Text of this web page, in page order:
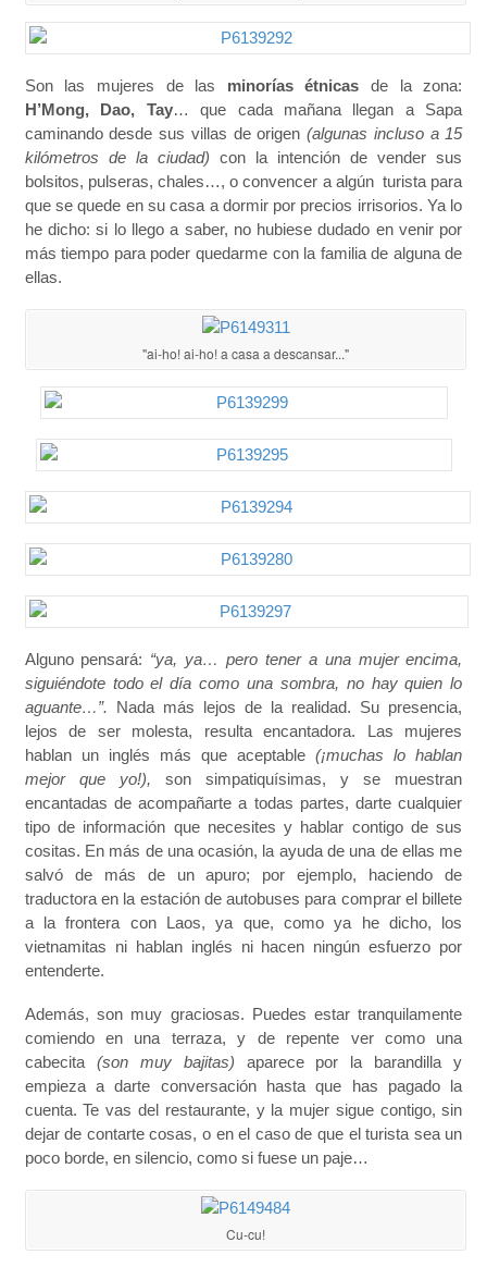
Son las mujeres de las minorías étnicas de la zona:
H’Mong, Dao, Tay… que cada mañana llegan a Sapa
caminando desde sus villas de origen(algunas incluso a 15
kilómetros de la ciudad) con la intención de vender sus
bolsitos, pulseras, chales…, o convencer a algún turista para
que se quede en su casa a dormir por precios irrisorios. Ya lo
he dicho: si lo llego a saber, no hubiese dudado en venir por
más tiempo para poder quedarme con la familia de alguna de
ellas.
"ai-ho! ai-ho! a casa a descansar..."
Alguno pensará: “ya, ya… pero tener a una mujer encima,
siguiéndote todo el día como una sombra, no hay quien lo
aguante…”. Nada más lejos de la realidad. Su presencia,
lejos de ser molesta, resulta encantadora. Las mujeres
hablan un inglés más que aceptable(¡muchas lo hablan
mejor que yo!), son simpatiquísimas, y se muestran
encantadas de acompañarte a todas partes, darte cualquier
tipo de información que necesites y hablar contigo de sus
cositas. En más de una ocasión, la ayuda de una de ellas me
salvó de más de un apuro; por ejemplo, haciendo de
traductora en la estación de autobuses para comprar el billete
a la frontera con Laos, ya que, como ya he dicho, los
vietnamitas ni hablan inglés ni hacen ningún esfuerzo por
entenderte.
Además, son muy graciosas. Puedes estar tranquilamente
comiendo en una terraza, y de repente ver como una
cabecita (son muy bajitas) aparece por la barandilla y
empieza a darte conversación hasta que has pagado la
cuenta. Te vas del restaurante, y la mujer sigue contigo, sin
dejar de contarte cosas, o en el caso de que el turista sea un
poco borde, en silencio, como si fuese un paje…
Cu-cu!